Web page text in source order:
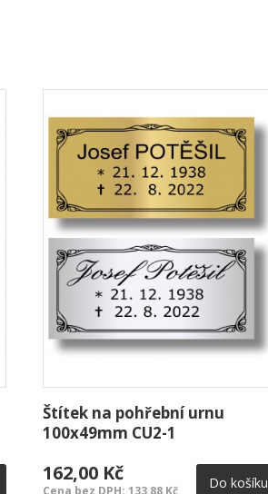
Štítek na pohřební urnu
100x49mm CU2-1
162,00 Kč
Cena bez DPH: 133,88 Kč Do košíku